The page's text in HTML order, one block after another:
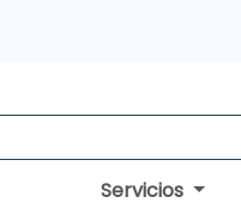
Servicios